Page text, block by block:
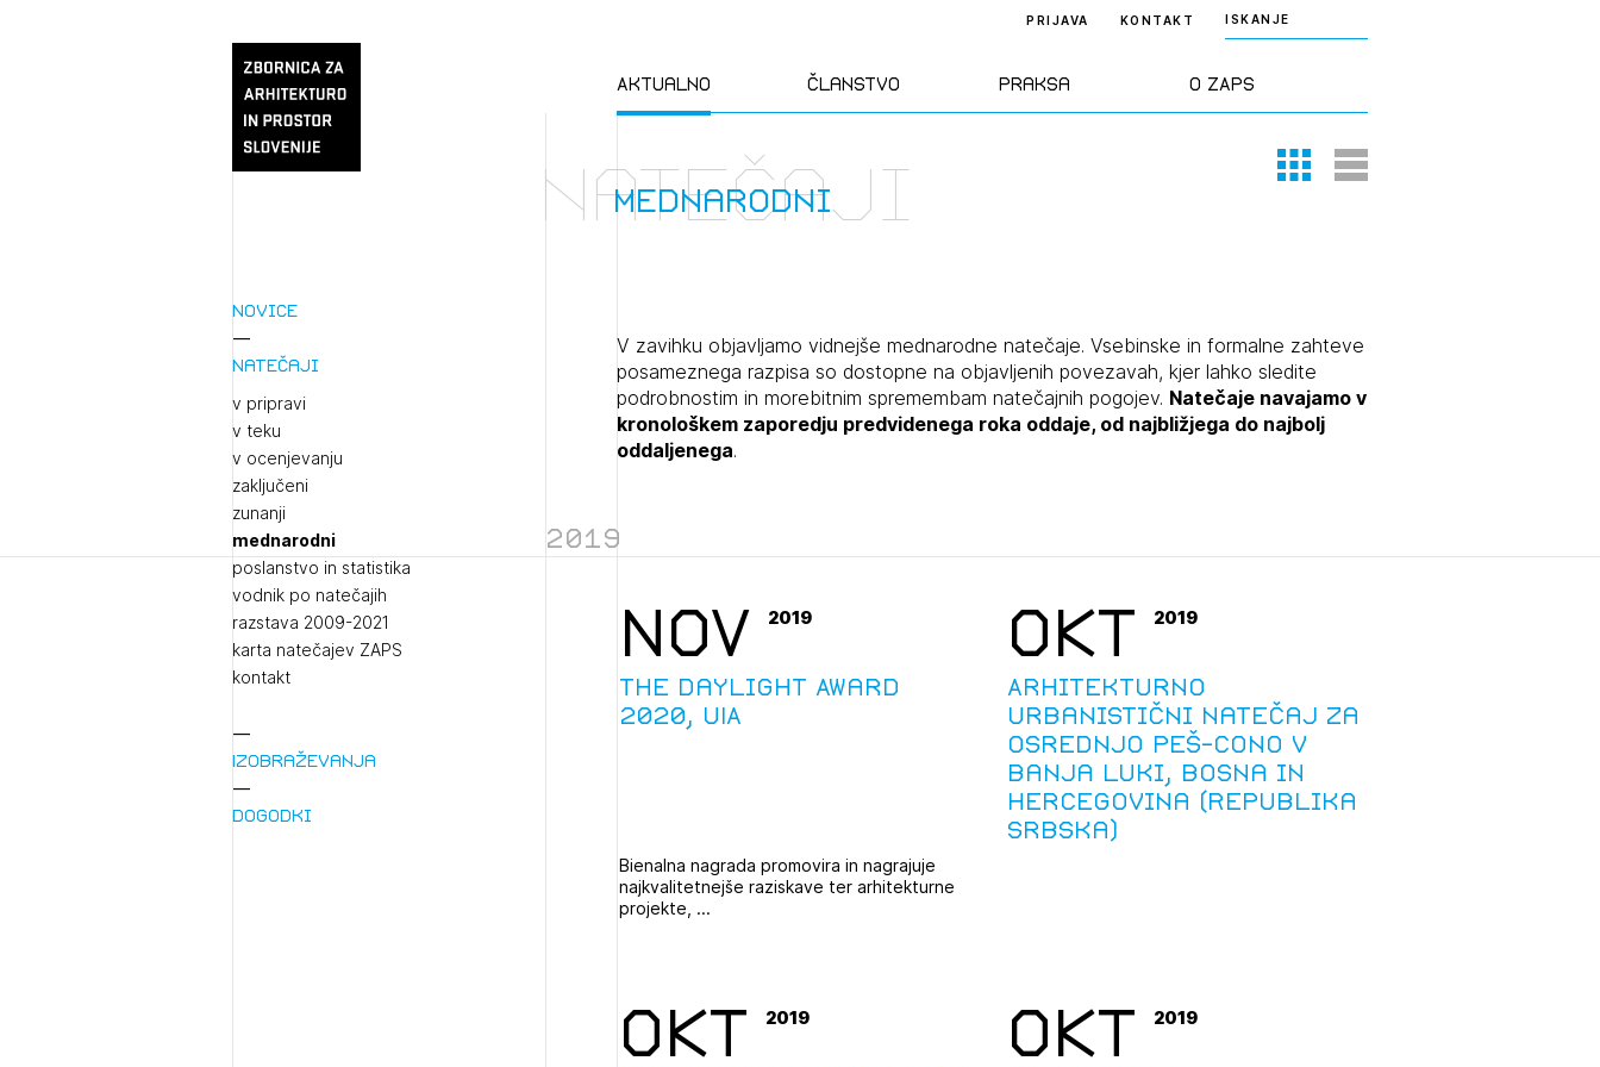
Aktualno Članstvo Praksa O ZAPS
PRIJAVA KONTAKT ISKANJE
Novice
Dogodki
Člani ZAPS
Kandidati za
izpit
Opravljanje
dejavnosti
Strokovna pomoč
Za investitorje
Občinski
urbanisti
Predstavitev
Projekti
Thumbnail View
List View
mednarodni
natečaji
V zavihku objavljamo vidnejše mednarodne natečaje. Vsebinske in formalne zahteve
posameznega razpisa so dostopne na objavljenih povezavah, kjer lahko sledite
podrobnostim in morebitnim spremembam natečajnih pogojev. Natečaje navajamo v
kronološkem zaporedju predvidenega roka oddaje, od najbližjega do najbolj
oddaljenega.
Novice
Natečaji
v pripravi
v teku
v ocenjevanju
zaključeni
zunanji
mednarodni
poslanstvo in statistika
vodnik po natečajih
razstava 2009-2021
karta natečajev ZAPS
kontakt
Izobraževanja
Dogodki
2019
NOV 2019
The Daylight Award
2020, UIA
Bienalna nagrada promovira in nagrajuje
najkvalitetnejše raziskave ter arhitekturne
projekte, ...
OKT 2019
Arhitekturno
urbanistični natečaj za
osrednjo peš-cono v
Banja Luki, Bosna in
Hercegovina (Republika
Srbska)
OKT 2019 OKT 2019